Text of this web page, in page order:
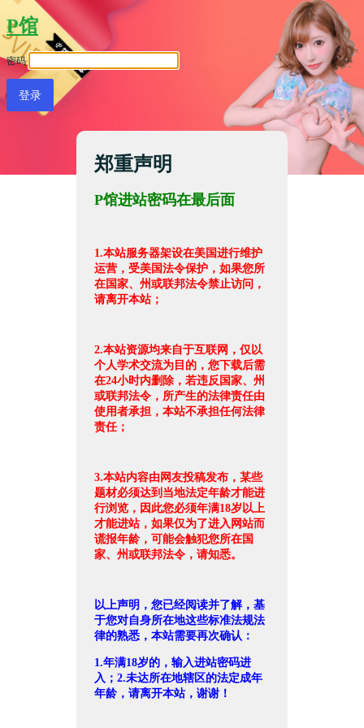
P馆
密码
郑重声明
P馆进站密码在最后面
1.本站服务器架设在美国进行维护
运营，受美国法令保护，如果您所
在国家、州或联邦法令禁止访问，
请离开本站；
2.本站资源均来自于互联网，仅以
个人学术交流为目的，您下载后需
在24小时内删除，若违反国家、州
或联邦法令，所产生的法律责任由
使用者承担，本站不承担任何法律
责任；
3.本站内容由网友投稿发布，某些
题材必须达到当地法定年龄才能进
行浏览，因此您必须年满18岁以上
才能进站，如果仅为了进入网站而
谎报年龄，可能会触犯您所在国
家、州或联邦法令，请知悉。
以上声明，您已经阅读并了解，基
于您对自身所在地这些标准法规法
律的熟悉，本站需要再次确认：
1.年满18岁的，输入进站密码进
入；2.未达所在地辖区的法定成年
年龄，请离开本站，谢谢！